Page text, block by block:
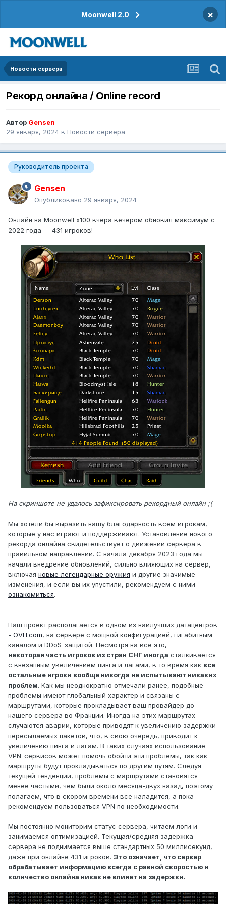
Moonwell 2.0 ×
Новости сервера
Рекорд онлайна / Online record
Автор Gensen
29 января, 2024 в Новости сервера
Руководитель проекта
Gensen
Опубликовано 29 января, 2024
Онлайн на Moonwell x100 вчера вечером обновил максимум с
2022 года — 431 игроков!
На скриншоте не удалось зафиксировать рекордный онлайн ;(
Мы хотели бы выразить нашу благодарность всем игрокам,
которые у нас играют и поддерживают. Установление нового
рекорда онлайна свидетельствует о движении сервера в
правильном направлении. С начала декабря 2023 года мы
начали внедрение обновлений, сильно влияющих на сервер,
включая новые легендарные оружия и другие значимые
изменения, и если вы их упустили, рекомендуем с ними
ознакомиться.
Наш проект располагается в одном из наилучших датацентров
- OVH.com, на сервере с мощной конфигурацией, гигабитным
каналом и DDoS-защитой. Несмотря на все это,
некоторая часть игроков из стран СНГ иногда сталкивается
с внезапным увеличением пинга и лагами, в то время как все
остальные игроки вообще никогда не испытывают никаких
проблем. Как мы неоднократно отмечали ранее, подобные
проблемы имеют глобальный характер и связаны с
маршрутами, которые прокладывает ваш провайдер до
нашего сервера во Франции. Иногда на этих маршрутах
случаются аварии, которые приводят к увеличению задержки
пересылаемых пакетов, что, в свою очередь, приводит к
увеличению пинга и лагам. В таких случаях использование
VPN-сервисов может помочь обойти эти проблемы, так как
маршруты будут прокладываться по другим путям. Следуя
текущей тенденции, проблемы с маршрутами становятся
менее частыми, чем были около месяца-двух назад, поэтому
полагаем, что в скором времени все наладится, а пока
рекомендуем пользоваться VPN по необходимости.
Мы постоянно мониторим статус сервера, читаем логи и
занимаемся оптимизацией. Текущая/средняя задержка
сервера не поднимается выше стандартных 50 миллисекунд,
даже при онлайне 431 игроков. Это означает, что сервер
обрабатывает информацию всегда с равной скоростью и
количество онлайна никак не влияет на задержки.